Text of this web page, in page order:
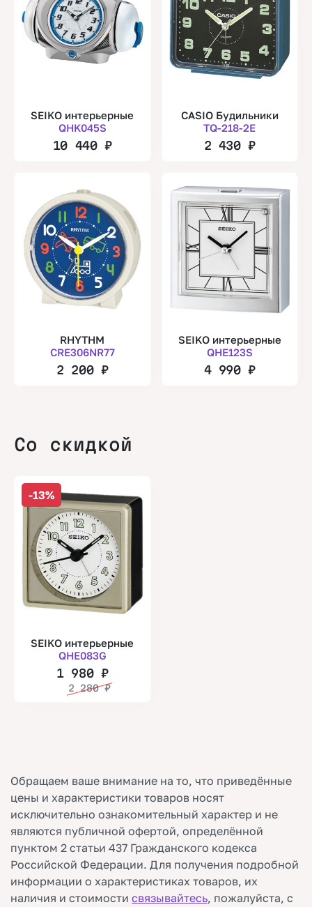
SEIKO интерьерные
QHK045S
10 440₽
CASIO Будильники
TQ-218-2E
2 430₽
RHYTHM
CRE306NR77
2 200 ₽
SEIKO интерьерные
QHE123S
4 990₽
Со скидкой
-13%
SEIKO интерьерные
QHE083G
1 980 ₽
2 280₽
Обращаем ваше внимание на то, что приведённые
цены и характеристики товаров носят
исключительно ознакомительный характер и не
являются публичной офертой, определённой
пунктом 2 статьи 437 Гражданского кодекса
Российской Федерации. Для получения подробной
информации о характеристиках товаров, их
наличия и стоимости связывайтесь, пожалуйста, с